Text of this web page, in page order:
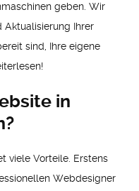
geben. Wir
Ihrer
sind, Ihre eigene
in
viele Vorteile. Erstens
Webdesigner